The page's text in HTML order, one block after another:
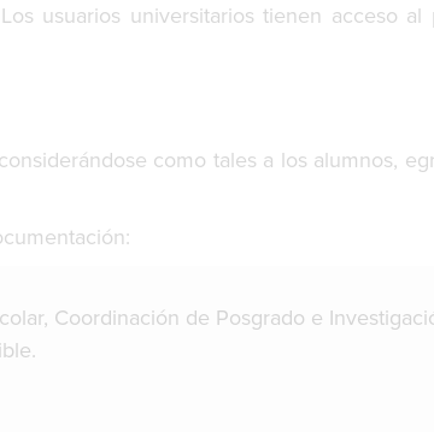
usuarios universitarios tienen acceso al
como tales a los alumnos,
Coordinación de Posgrado e